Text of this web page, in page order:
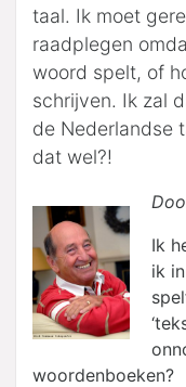
taal. Ik moet
raadplegen
woord spelt, of
schrijven. Ik zal
de Nederlandse
dat wel?!
Ik
ik
‘
woordenboeken?